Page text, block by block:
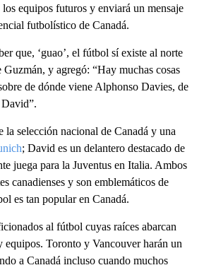
equipos futuros y enviará un mensaje
futbolístico de Canadá.
que, ‘guao’, el fútbol sí existe al norte
y agregó: “Hay muchas cosas
de dónde viene Alphonso Davies, de
la selección nacional de Canadá y una
; David es un delantero destacado de
juega para la Juventus en Italia. Ambos
canadienses y son emblemáticos de
es tan popular en Canadá.
al fútbol cuyas raíces abarcan
equipos. Toronto y Vancouver harán un
a Canadá incluso cuando muchos